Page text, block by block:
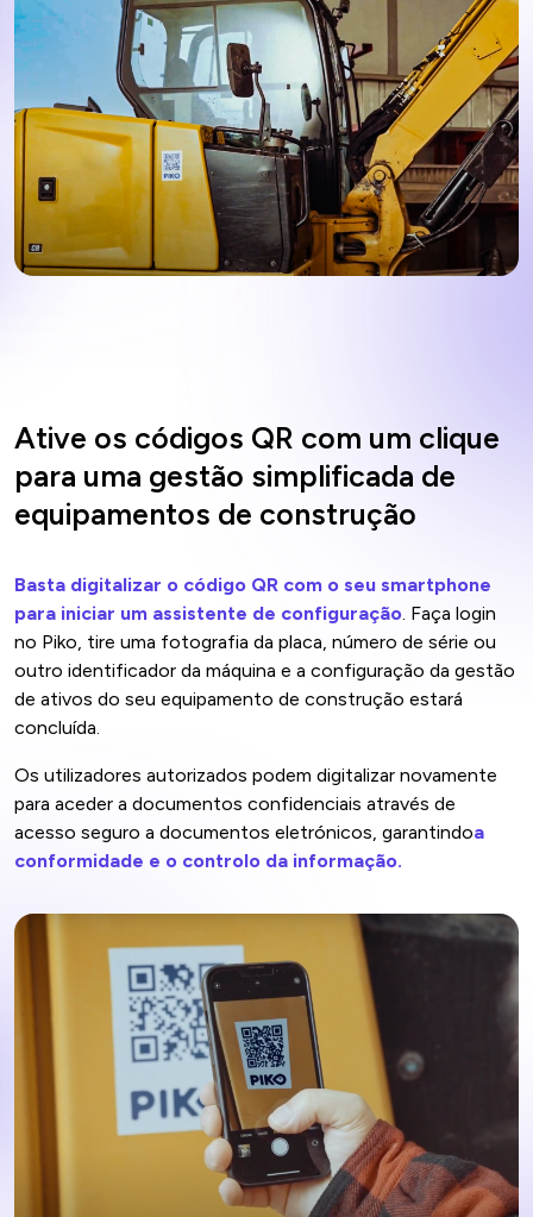
Ative os códigos QR com um clique
para uma gestão simplificada de
equipamentos de construção
Basta digitalizar o código QR com o seu smartphone
para iniciar um assistente de configuração. Faça login
no Piko, tire uma fotografia da placa, número de série ou
outro identificador da máquina e a configuração da gestão
de ativos do seu equipamento de construção estará
concluída.
Os utilizadores autorizados podem digitalizar novamente
para aceder a documentos confidenciais através de
acesso seguro a documentos eletrónicos, garantindoa
conformidade e o controlo da informação.